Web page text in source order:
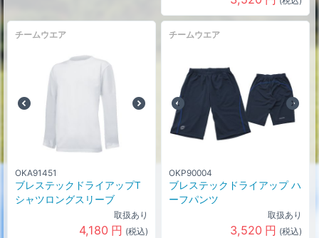
チームウエア
OKA91451
ブレステックドライアップT
シャツロングスリーブ
取扱あり
4,180 円 (税込)
チームウエア
OKP90004
ブレステックドライアップ ハ
ーフパンツ
取扱あり
3,520 円 (税込)